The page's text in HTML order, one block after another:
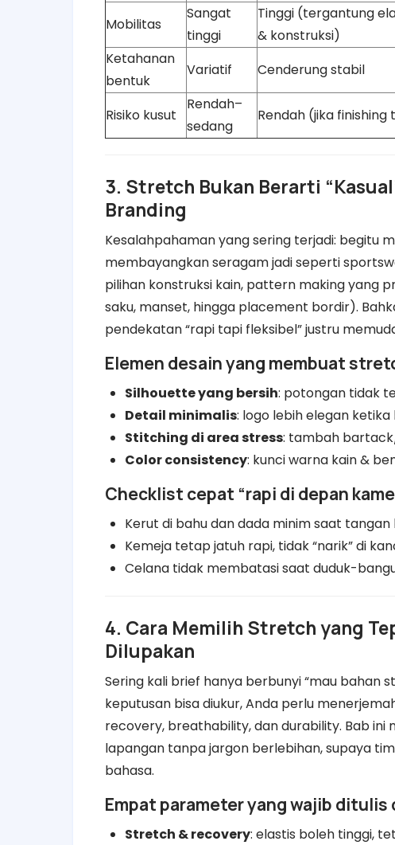
Mobilitas
Sangat
tinggi
Tinggi (tergantung
& konstruksi)
Ketahanan
bentuk
Variatif Cenderung stabil
Risiko kusut
Rendah–
sedang
Rendah (jika
3. Stretch Bukan Berarti
Branding
Kesalahpahaman yang sering terjadi: begitu
membayangkan seragam jadi seperti
pilihan konstruksi kain, pattern making yang
saku, manset, hingga placement bordir).
pendekatan “rapi tapi fleksibel” justru
Elemen desain yang membuat
Silhouette yang bersih: potongan tidak
Detail minimalis: logo lebih elegan
Stitching di area stress: tambah
Color consistency: kunci warna kain &
Checklist cepat “rapi di depan
Kerut di bahu dan dada minim saat tangan
Kemeja tetap jatuh rapi, tidak “narik” di
Celana tidak membatasi saat duduk-
4. Cara Memilih Stretch yang
Dilupakan
Sering kali brief hanya berbunyi “mau bahan
keputusan bisa diukur, Anda perlu
recovery, breathability, dan durability. Bab
lapangan tanpa jargon berlebihan, supaya
bahasa.
Empat parameter yang wajib ditulis
Stretch & recovery: elastis boleh tinggi,